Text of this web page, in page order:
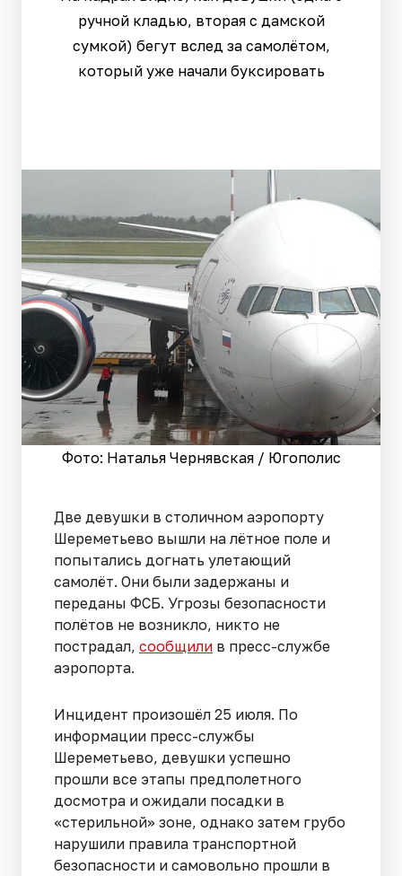
ручной кладью, вторая с дамской
сумкой) бегут вслед за самолётом,
который уже начали буксировать
Фото: Наталья Чернявская / Югополис
Две девушки в столичном аэропорту
Шереметьево вышли на лётное поле и
попытались догнать улетающий
самолёт. Они были задержаны и
переданы ФСБ. Угрозы безопасности
полётов не возникло, никто не
пострадал, сообщили в пресс-службе
аэропорта.
Инцидент произошёл 25 июля. По
информации пресс-службы
Шереметьево, девушки успешно
прошли все этапы предполетного
досмотра и ожидали посадки в
«стерильной» зоне, однако затем грубо
нарушили правила транспортной
безопасности и самовольно прошли в